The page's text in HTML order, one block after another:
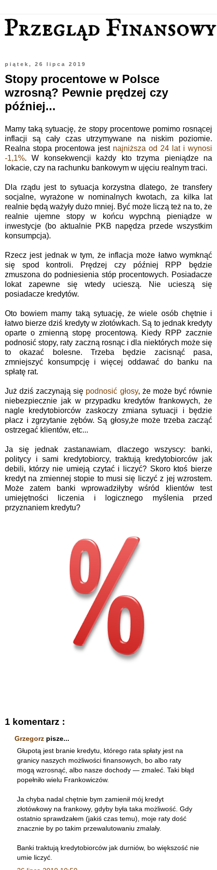
piątek, 26 lipca 2019
Stopy procentowe w Polsce
wzrosną? Pewnie prędzej czy
później...
Mamy taką sytuację, że stopy procentowe pomimo rosnącej
inflacji są cały czas utrzymywane na niskim poziomie.
Realna stopa procentowa jest najniższa od 24 lat i wynosi
-1,1%. W konsekwencji każdy kto trzyma pieniądze na
lokacie, czy na rachunku bankowym w ujęciu realnym traci.
Dla rządu jest to sytuacja korzystna dlatego, że transfery
socjalne, wyrażone w nominalnych kwotach, za kilka lat
realnie będą ważyły dużo mniej. Być może liczą też na to, że
realnie ujemne stopy w końcu wypchną pieniądze w
inwestycje (bo aktualnie PKB napędza przede wszystkim
konsumpcja).
Rzecz jest jednak w tym, że inflacja może łatwo wymknąć
się spod kontroli. Prędzej czy później RPP będzie
zmuszona do podniesienia stóp procentowych. Posiadacze
lokat zapewne się wtedy ucieszą. Nie ucieszą się
posiadacze kredytów.
Oto bowiem mamy taką sytuację, że wiele osób chętnie i
łatwo bierze dziś kredyty w złotówkach. Są to jednak kredyty
oparte o zmienną stopę procentową. Kiedy RPP zacznie
podnosić stopy, raty zaczną rosnąc i dla niektórych może się
to okazać bolesne. Trzeba będzie zacisnąć pasa,
zmniejszyć konsumpcję i więcej oddawać do banku na
spłatę rat.
Już dziś zaczynają się podnosić głosy, że może być równie
niebezpiecznie jak w przypadku kredytów frankowych, że
nagle kredytobiorców zaskoczy zmiana sytuacji i będzie
płacz i zgrzytanie zębów. Są głosy,że może trzeba zacząć
ostrzegać klientów, etc...
Ja się jednak zastanawiam, dlaczego wszyscy: banki,
politycy i sami kredytobiorcy, traktują kredytobiorców jak
debili, którzy nie umieją czytać i liczyć? Skoro ktoś bierze
kredyt na zmiennej stopie to musi się liczyć z jej wzrostem.
Może zatem banki wprowadziłyby wśród klientów test
umiejętności liczenia i logicznego myślenia przed
przyznaniem kredytu?
1 komentarz :
Grzegorz pisze...
Głupotą jest branie kredytu, którego rata spłaty jest na
granicy naszych możliwości finansowych, bo albo raty
mogą wzrosnąć, albo nasze dochody — zmaleć. Taki błąd
popełniło wielu Frankowiczów.
Ja chyba nadal chętnie bym zamienił mój kredyt
złotówkowy na frankowy, gdyby była taka możliwość. Gdy
ostatnio sprawdzałem (jakiś czas temu), moje raty dość
znacznie by po takim przewalutowaniu zmalały.
Banki traktują kredytobiorców jak durniów, bo większość nie
umie liczyć.